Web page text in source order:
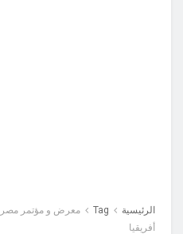
الرئيسية Tag
معرض و مؤتمر مصر
أفريقيا